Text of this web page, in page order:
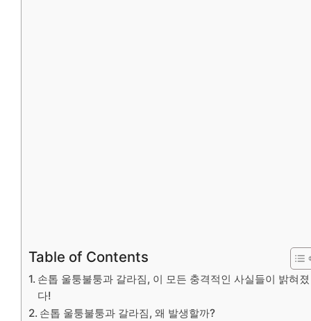
Table of Contents
손톱 울퉁불퉁과 갈라짐, 이 모든 충격적인 사실들이 밝혀졌
다!
손톱 울퉁불퉁과 갈라짐, 왜 발생할까?